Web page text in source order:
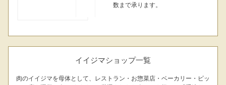
数まで承ります。
イイジマショップ一覧
肉のイイジマを母体として、レストラン・お惣菜店・ベーカリー・ピッ